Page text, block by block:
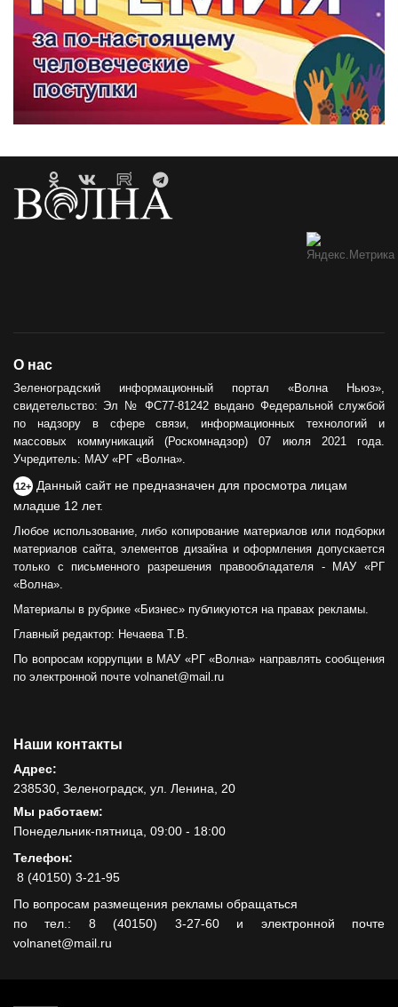
О нас
Зеленоградский информационный портал «Волна Ньюз»,
свидетельство: Эл № ФС77-81242 выдано Федеральной службой
по надзору в сфере связи, информационных технологий и
массовых коммуникаций (Роскомнадзор) 07 июля 2021 года.
Учредитель: МАУ «РГ «Волна».
12+ Данный сайт не предназначен для просмотра лицам
младше 12 лет.
Любое использование, либо копирование материалов или подборки
материалов сайта, элементов дизайна и оформления допускается
только с письменного разрешения правообладателя - МАУ «РГ
«Волна».
Материалы в рубрике «Бизнес» публикуются на правах рекламы.
Главный редактор: Нечаева Т.В.
По вопросам коррупции в МАУ «РГ «Волна» направлять сообщения
по электронной почте volnanet@mail.ru
Наши контакты
Адрес:
238530, Зеленоградск, ул. Ленина, 20
Мы работаем:
Понедельник-пятница, 09:00 - 18:00
Телефон:
8 (40150) 3-21-95
По вопросам размещения рекламы обращаться
по тел.: 8 (40150) 3-27-60 и электронной почте
volnanet@mail.ru